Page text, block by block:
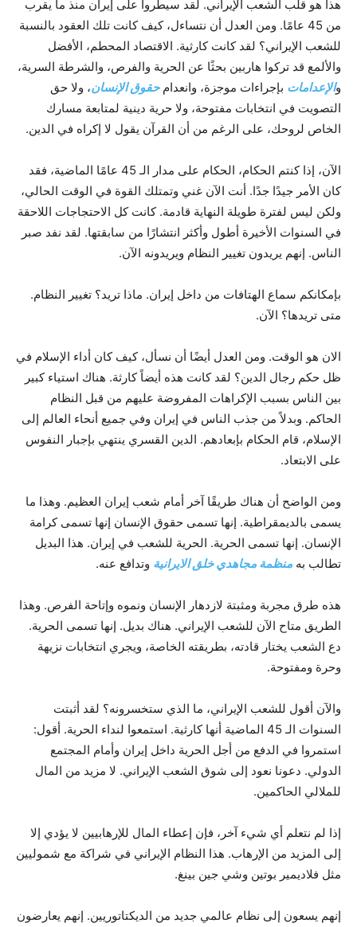
هذا هو قلب الشعب الإيراني. لقد سيطروا على إيران منذ ما يقرب
من 45 عامًا. ومن العدل أن نتساءل، كيف كانت تلك العقود بالنسبة
للشعب الإيراني؟ لقد كانت كارثية. الاقتصاد المحطم، الأفضل
والألمع قد تركوا هاربين بحثًا عن الحرية والفرص، والشرطة السرية،
والإعدامات بإجراءات موجزة، وانعدامحقوق الإنسان، ولا حق
التصويت في انتخابات مفتوحة، ولا حرية دينية لمتابعة مسارك
الخاص لروحك، على الرغم من أن القرآن يقول لا إكراه في الدين.
الآن، إذا كنتم الحكام، الحكام على مدار الـ 45 عامًا الماضية، فقد
كان الأمر جيدًا جدًا. أنت الآن غني وتمتلك القوة في الوقت الحالي،
ولكن ليس لفترة طويلة النهاية قادمة. كانت كل الاحتجاجات اللاحقة
في السنوات الأخيرة أطول وأكثر انتشارًا من سابقتها. لقد نفد صبر
الناس. إنهم يريدون تغيير النظام ويريدونه الآن.
بإمكانكم سماع الهتافات من داخل إيران. ماذا تريد؟ تغيير النظام.
متى تريدها؟ الآن.
الان هو الوقت. ومن العدل أيضًا أن نسأل، كيف كان أداء الإسلام في
ظل حكم رجال الدين؟ لقد كانت هذه أيضاً كارثة. هناك استياء كبير
بين الناس بسبب الإكراهات المفروضة عليهم من قبل النظام
الحاكم. وبدلاً من جذب الناس في إيران وفي جميع أنحاء العالم إلى
الإسلام، قام الحكام بإبعادهم. الدين القسري ينتهي بإجبار النفوس
على الابتعاد.
ومن الواضح أن هناك طريقًا آخر أمام شعب إيران العظيم. وهذا ما
يسمى بالديمقراطية. إنها تسمى حقوق الإنسان إنها تسمى كرامة
الإنسان. إنها تسمى الحرية. الحرية للشعب في إيران. هذا البديل
تطالب به منظمة مجاهدي خلق الایرانیة وتدافع عنه.
هذه طرق مجربة ومثبتة لازدهار الإنسان ونموه وإتاحة الفرص. وهذا
الطريق متاح الآن للشعب الإيراني. هناك بديل. إنها تسمى الحرية.
دع الشعب يختار قادته، بطريقته الخاصة، ويجري انتخابات نزيهة
وحرة ومفتوحة.
والآن أقول للشعب الإيراني، ما الذي ستخسرونه؟ لقد أثبتت
السنوات الـ 45 الماضية أنها كارثية. استمعوا لنداء الحرية. أقول:
استمروا في الدفع من أجل الحرية داخل إيران وأمام المجتمع
الدولي. دعونا نعود إلى شوق الشعب الإيراني. لا مزيد من المال
للملالي الحاكمين.
إذا لم نتعلم أي شيء آخر، فإن إعطاء المال للإرهابيين لا يؤدي إلا
إلى المزيد من الإرهاب. هذا النظام الإيراني في شراكة مع شموليين
مثل فلاديمير بوتين وشي جين بينغ.
إنهم يسعون إلى نظام عالمي جديد من الديكتاتوريين. إنهم يعارضون